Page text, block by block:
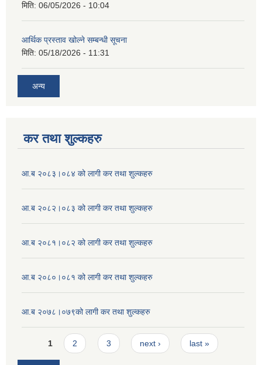
मिति: 06/05/2026 - 10:04
आर्थिक प्रस्ताव खोल्ने सम्बन्धी सूचना
मिति: 05/18/2026 - 11:31
अन्य
कर तथा शुल्कहरु
आ.ब २०८३।०८४ को लागी कर तथा शुल्कहरु
आ.ब २०८२।०८३ को लागी कर तथा शुल्कहरु
आ.ब २०८१।०८२ को लागी कर तथा शुल्कहरु
आ.ब २०८०।०८१ को लागी कर तथा शुल्कहरु
आ.ब २०७८।०७९को लागी कर तथा शुल्कहरु
Pages
1 2 3 next › last »